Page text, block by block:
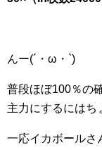
んー(´・ω・`)
普段ほぼ100％の
主力にするにはち
一応イカボールさ